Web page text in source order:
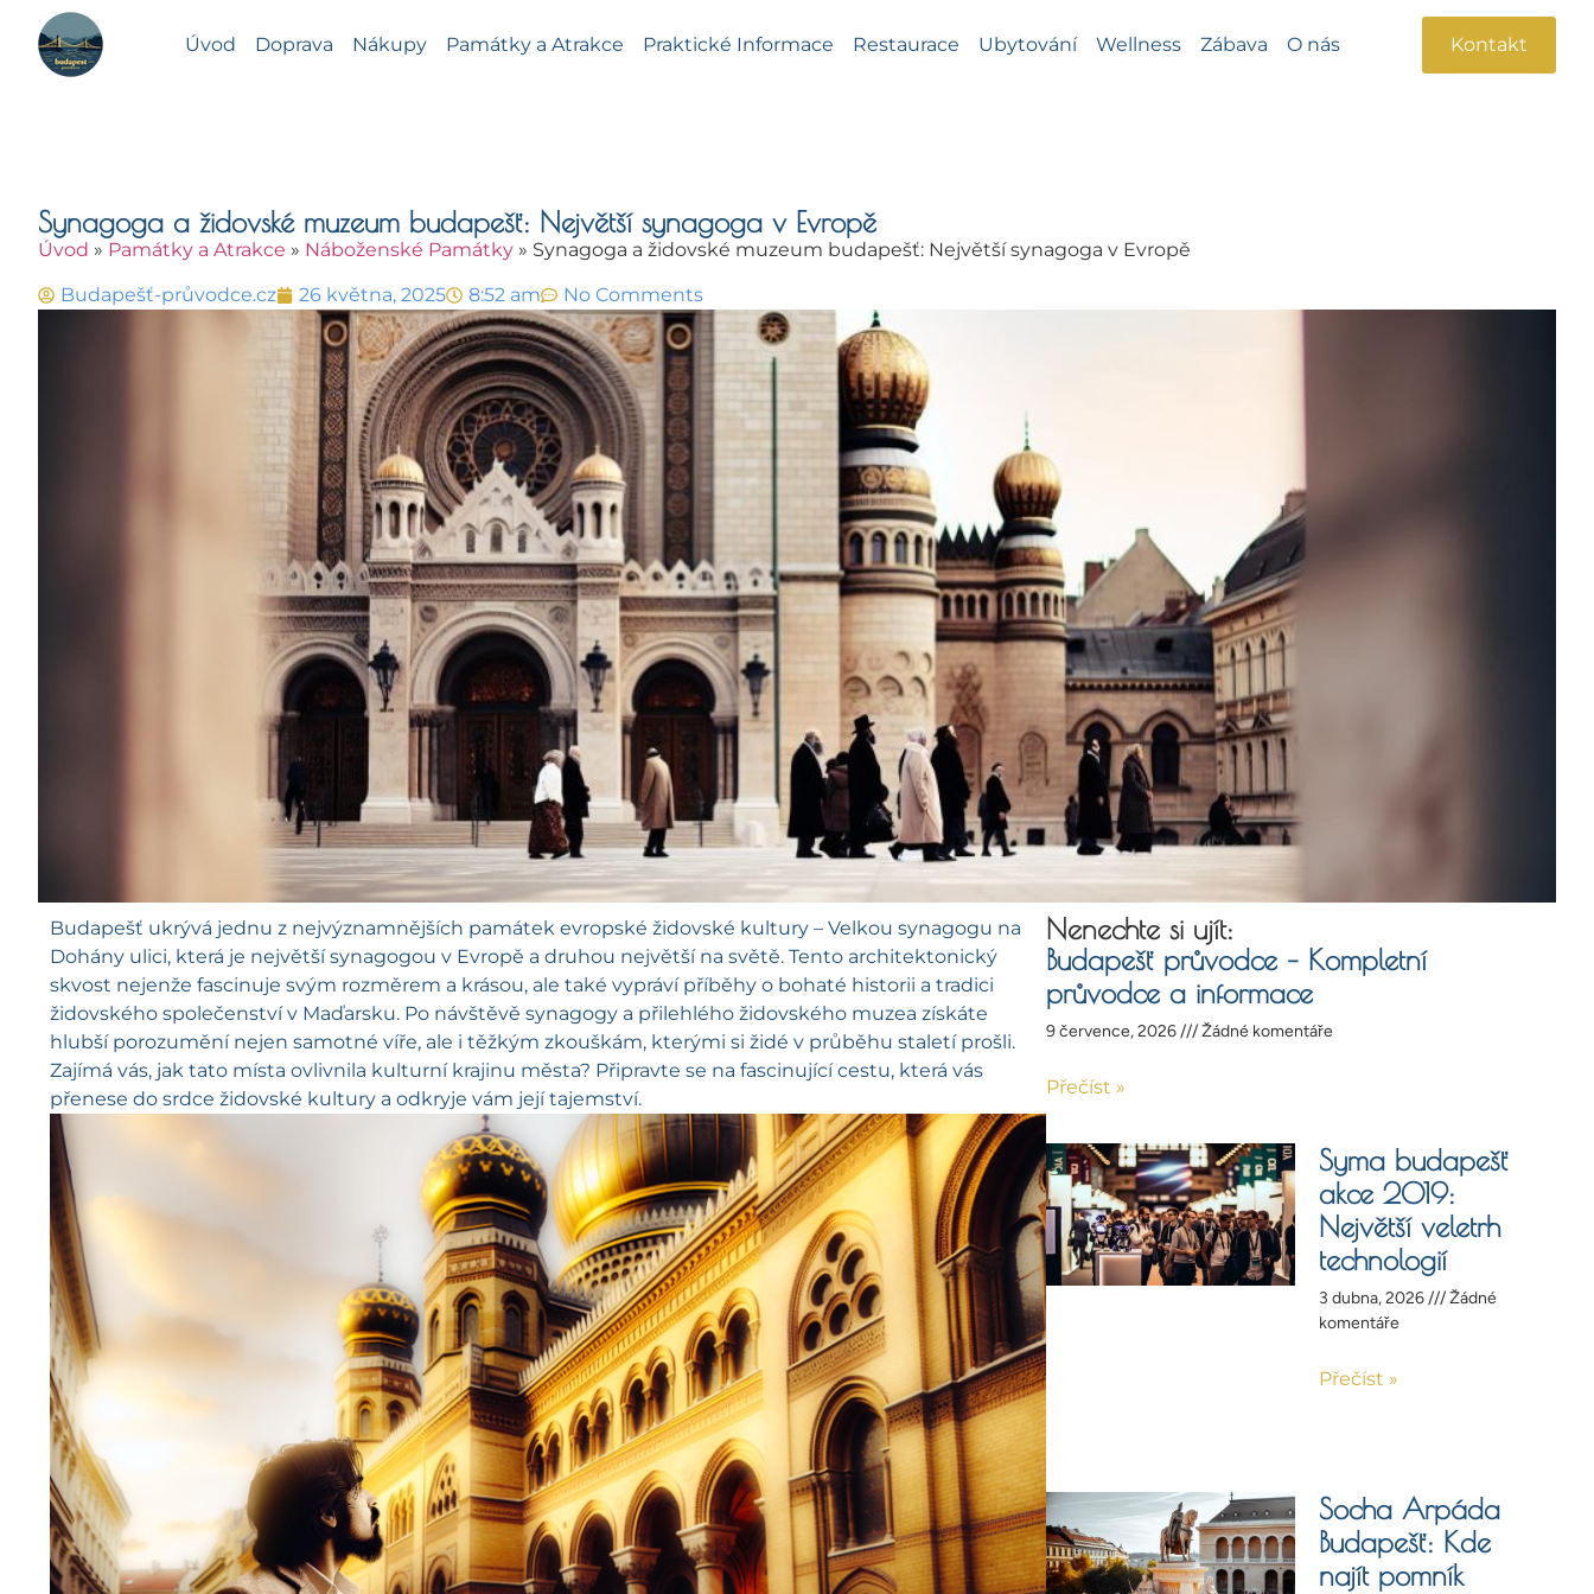
Úvod Doprava Nákupy Památky a Atrakce Praktické Informace Restaurace Ubytování Wellness Zábava O nás Kontakt
Synagoga a židovské muzeum budapešť: Největší synagoga v Evropě
Úvod » Památky a Atrakce » Náboženské Památky » Synagoga a židovské muzeum budapešť: Největší synagoga v Evropě
Budapešť-průvodce.cz 26 května, 2025 8:52 am No Comments
Budapešť ukrývá jednu z nejvýznamnějších památek evropské židovské kultury – Velkou synagogu na
Dohány ulici, která je největší synagogou v Evropě a druhou největší na světě. Tento architektonický
skvost nejenže fascinuje svým rozměrem a krásou, ale také vypráví příběhy o bohaté historii a tradici
židovského společenství v Maďarsku. Po návštěvě synagogy a přilehlého židovského muzea získáte
hlubší porozumění nejen samotné víře, ale i těžkým zkouškám, kterými si židé v průběhu staletí prošli.
Zajímá vás, jak tato místa ovlivnila kulturní krajinu města? Připravte se na fascinující cestu, která vás
přenese do srdce židovské kultury a odkryje vám její tajemství.
Nenechte si ujít:
Budapešť průvodce – Kompletní
průvodce a informace
9 července, 2026 Žádné komentáře
Přečíst »
Syma budapešť
akce 2019:
Největší veletrh
technologií
3 dubna, 2026
Žádné
komentáře
Přečíst »
Socha Arpáda
Budapešť: Kde
najít pomník